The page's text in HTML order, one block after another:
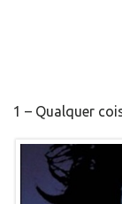
1 – Qualquer